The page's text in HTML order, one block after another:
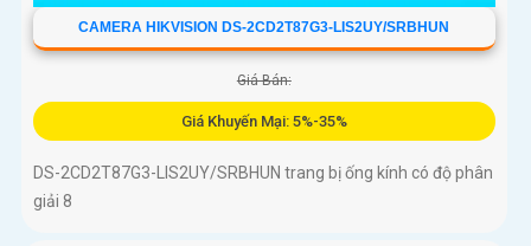
CAMERA HIKVISION DS-2CD2T87G3-LIS2UY/SRBHUN
Giá Bán:
Giá Khuyến Mại: 5%-35%
DS-2CD2T87G3-LIS2UY/SRBHUN trang bị ống kính có độ phân
giải 8